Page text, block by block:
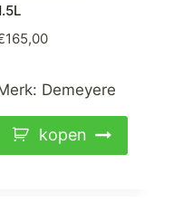
165,00
Demeyere
kopen